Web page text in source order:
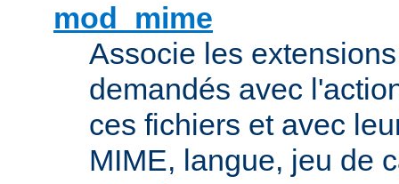
mod_mime
Associe les
demandés avec
ces fichiers et avec
MIME, langue, jeu de